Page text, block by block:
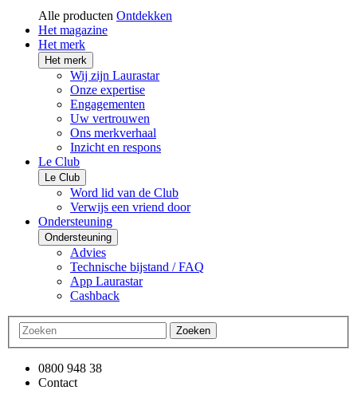
Alle producten Ontdekken
Het magazine
Het merk
Het merk
Wij zijn Laurastar
Onze expertise
Engagementen
Uw vertrouwen
Ons merkverhaal
Inzicht en respons
Le Club
Le Club
Word lid van de Club
Verwijs een vriend door
Ondersteuning
Ondersteuning
Advies
Technische bijstand / FAQ
App Laurastar
Cashback
Zoeken
0800 948 38
Contact